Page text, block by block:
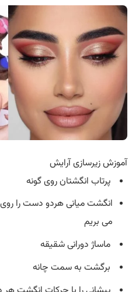
آموزش زیرسازی آرایش
پرتاب انگشتان روی گونه
انگشت میانی هردو دست را
می بریم
ماساژ دورانی شقیقه
برگشت به سمت چانه